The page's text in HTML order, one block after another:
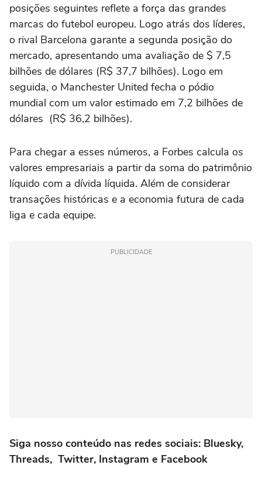
posições seguintes reflete a força das grandes
marcas do futebol europeu. Logo atrás dos líderes,
o rival Barcelona garante a segunda posição do
mercado, apresentando uma avaliação de $ 7,5
bilhões de dólares (R$ 37,7 bilhões). Logo em
seguida, o Manchester United fecha o pódio
mundial com um valor estimado em 7,2 bilhões de
dólares (R$ 36,2 bilhões).
Para chegar a esses números, a Forbes calcula os
valores empresariais a partir da soma do patrimônio
líquido com a dívida líquida. Além de considerar
transações históricas e a economia futura de cada
liga e cada equipe.
PUBLICIDADE
Siga nosso conteúdo nas redes sociais: Bluesky,
Threads, Twitter, Instagram e Facebook